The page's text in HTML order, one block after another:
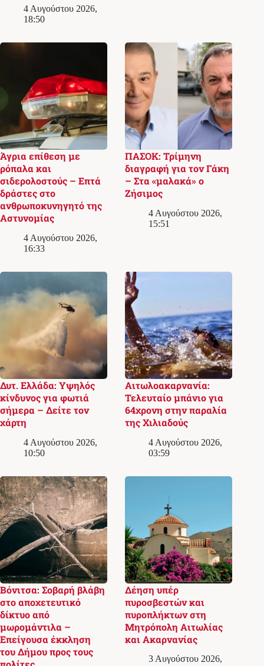
4 Αυγούστου 2026,
18:50
Άγρια επίθεση με
ρόπαλα και
σιδερολοστούς – Επτά
δράστες στο
ανθρωποκυνηγητό της
Αστυνομίας
4 Αυγούστου 2026,
16:33
ΠΑΣΟΚ: Τρίμηνη
διαγραφή για τον Γάκη
– Στα «μαλακά» ο
Ζήσιμος
4 Αυγούστου 2026,
15:51
Δυτ. Ελλάδα: Υψηλός
κίνδυνος για φωτιά
σήμερα – Δείτε τον
χάρτη
4 Αυγούστου 2026,
10:50
Αιτωλοακαρνανία:
Τελευταίο μπάνιο για
64χρονη στην παραλία
της Χιλιαδούς
4 Αυγούστου 2026,
03:59
Βόνιτσα: Σοβαρή βλάβη
στο αποχετευτικό
δίκτυο από
μωρομάντιλα –
Επείγουσα έκκληση
του Δήμου προς τους
Δέηση υπέρ
πυροσβεστών και
πυροπλήκτων στη
Μητρόπολη Αιτωλίας
και Ακαρνανίας
3 Αυγούστου 2026,